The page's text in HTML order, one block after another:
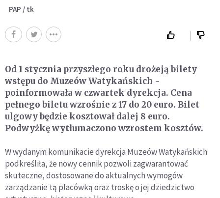
PAP / tk
Od 1 stycznia przyszłego roku drożeją bilety
wstępu do Muzeów Watykańskich -
poinformowała w czwartek dyrekcja. Cena
pełnego biletu wzrośnie z 17 do 20 euro. Bilet
ulgowy będzie kosztował dalej 8 euro.
Podwyżkę wytłumaczono wzrostem kosztów.
W wydanym komunikacie dyrekcja Muzeów Watykańskich
podkreśliła, że nowy cennik pozwoli zagwarantować
skuteczne, dostosowane do aktualnych wymogów
zarządzanie tą placówką oraz troskę o jej dziedzictwo